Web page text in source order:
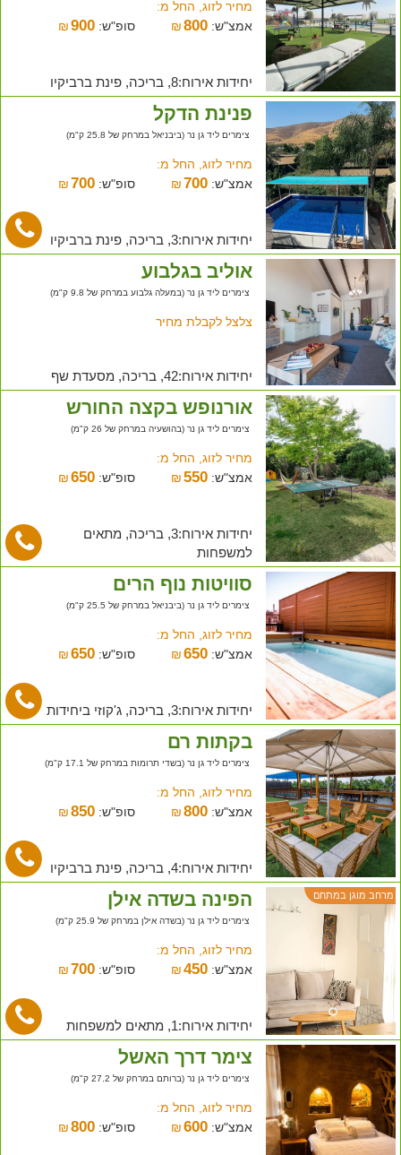
מחיר לזוג, החל מ:
אמצ"ש:
₪800 סופ"ש: ₪ 900
יחידות אירוח:8, בריכה, פינת ברביקיו
פנינת הדקל
צימרים ליד גן נר (ביבניאל במרחק של 25.8 ק"מ)
מחיר לזוג, החל מ:
אמצ"ש:
₪700 סופ"ש: ₪ 700
יחידות אירוח:3, בריכה, פינת ברביקיו
אוליב בגלבוע
צימרים ליד גן נר (במעלה גלבוע במרחק של 9.8 ק"מ)
צלצל לקבלת מחיר
יחידות אירוח:42, בריכה, מסעדת שף
אורנופש בקצה החורש
צימרים ליד גן נר (בהושעיה במרחק של 26 ק"מ)
מחיר לזוג, החל מ:
אמצ"ש:
₪550 סופ"ש: ₪ 650
יחידות אירוח:3, בריכה, מתאים
למשפחות
סוויטות נוף הרים
צימרים ליד גן נר (ביבניאל במרחק של 25.5 ק"מ)
מחיר לזוג, החל מ:
אמצ"ש:
₪650 סופ"ש: ₪ 650
יחידות אירוח:3, בריכה, ג'קוזי ביחידות
בקתות רם
צימרים ליד גן נר (בשדי תרומות במרחק של 17.1 ק"מ)
מחיר לזוג, החל מ:
אמצ"ש:
₪800 סופ"ש: ₪ 850
יחידות אירוח:4, בריכה, פינת ברביקיו
מרחב מוגן במתחם הפינה בשדה אילן
צימרים ליד גן נר (בשדה אילן במרחק של 25.9 ק"מ)
מחיר לזוג, החל מ:
אמצ"ש:
₪450 סופ"ש: ₪ 700
יחידות אירוח:1, מתאים למשפחות
צימר דרך האשל
צימרים ליד גן נר (ברותם במרחק של 27.2 ק"מ)
מחיר לזוג, החל מ:
אמצ"ש:
₪600 סופ"ש: ₪ 800